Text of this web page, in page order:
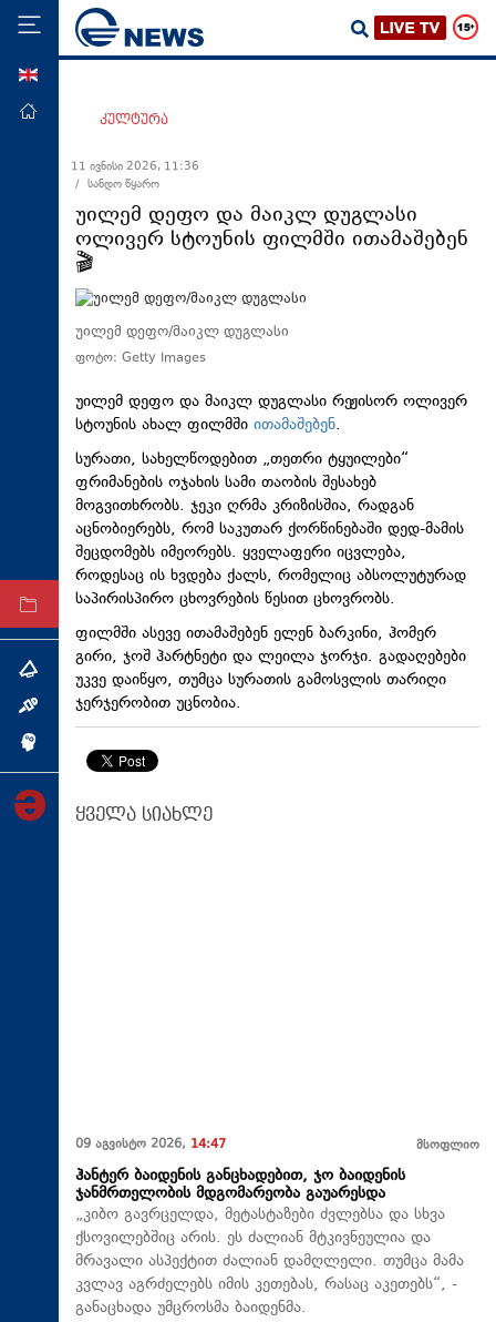
ეკონომიკა
მსოფლიო
ჯანდაცვა
საზოგადოება
სამართალი
რეგიონი
სპორტი
ტექნოლოგიები
ტაბლოიდი
არქივი
ინტერვიუ
კულტურა
11 ივნისი 2026, 11:36
/ სანდო წყარო
უილემ დეფო და მაიკლ დუგლასი
ოლივერ სტოუნის ფილმში ითამაშებენ
🎬
უილემ დეფო/მაიკლ დუგლასი
ფოტო: Getty Images
უილემ დეფო და მაიკლ დუგლასი რეჟისორ ოლივერ
სტოუნის ახალ ფილმში ითამაშებენ.
სურათი, სახელწოდებით „თეთრი ტყუილები“
ფრიმანების ოჯახის სამი თაობის შესახებ
მოგვითხრობს. ჯეკი ღრმა კრიზისშია, რადგან
აცნობიერებს, რომ საკუთარ ქორწინებაში დედ-მამის
შეცდომებს იმეორებს. ყველაფერი იცვლება,
როდესაც ის ხვდება ქალს, რომელიც აბსოლუტურად
საპირისპირო ცხოვრების წესით ცხოვრობს.
ფილმში ასევე ითამაშებენ ელენ ბარკინი, ჰომერ
გირი, ჯოშ ჰარტნეტი და ლეილა ჯორჯი. გადაღებები
უკვე დაიწყო, თუმცა სურათის გამოსვლის თარიღი
ჯერჯერობით უცნობია.
ყველა სიახლე
09 აგვისტო 2026, 14:47 მსოფლიო
ჰანტერ ბაიდენის განცხადებით, ჯო ბაიდენის
ჯანმრთელობის მდგომარეობა გაუარესდა
„კიბო გავრცელდა, მეტასტაზები ძვლებსა და სხვა
ქსოვილებშიც არის. ეს ძალიან მტკივნეულია და
მრავალი ასპექტით ძალიან დამღლელი. თუმცა მამა
კვლავ აგრძელებს იმის კეთებას, რასაც აკეთებს“, -
განაცხადა უმცროსმა ბაიდენმა.